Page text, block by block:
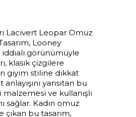
Lacivert Leopar Omuz
Looney
görünümüyle
klasik çizgilere
giyim stiline dikkat
yansıtan bu
ve kullanışlı
sağlar. Kadın omuz
çıkan bu tasarım,